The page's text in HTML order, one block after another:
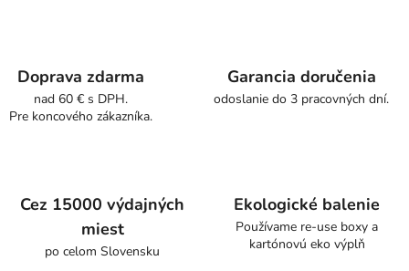
Doprava zdarma
nad 60 € s DPH.
Pre koncového zákazníka.
Garancia doručenia
odoslanie do 3 pracovných dní.
Cez 15000 výdajných
miest
po celom Slovensku
Ekologické balenie
Používame re-use boxy a
kartónovú eko výplň